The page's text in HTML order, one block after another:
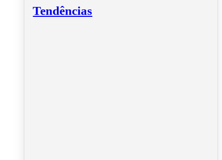
Tendências